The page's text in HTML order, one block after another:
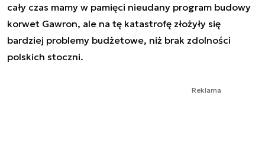
cały czas mamy w pamięci nieudany program budowy
korwet Gawron, ale na tę katastrofę złożyły się
bardziej problemy budżetowe, niż brak zdolności
polskich stoczni.
Reklama